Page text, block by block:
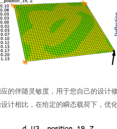
的伴随灵敏度，用于您自己的设
计相比，在给定的瞬态载荷下，